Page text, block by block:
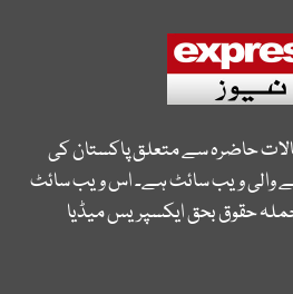
حاضرہ سے متعلق پاکستان کی
والی ویب سائٹ ہے۔ اس ویب سائٹ
حقوق بحق ایکسپریس میڈیا